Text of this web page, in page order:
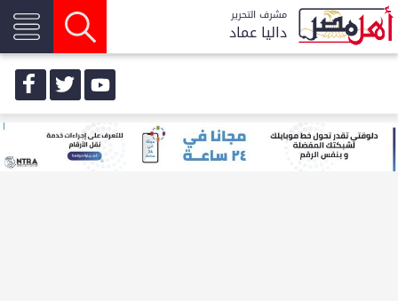
مشرف التحرير
داليا عماد